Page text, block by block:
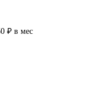
₽ в мес